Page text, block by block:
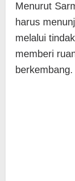
Menurut
harus
melalui
memberi
berkembang.